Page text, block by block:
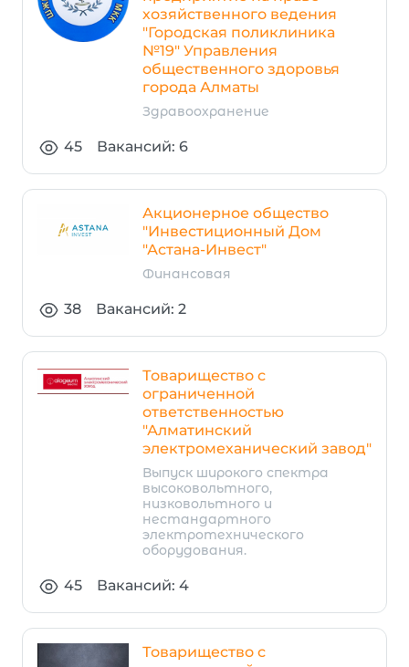
хозяйственного ведения
"Городская поликлиника
№19" Управления
общественного здоровья
города Алматы
Здравоохранение
45 Вакансий: 6
Акционерное общество
"Инвестиционный Дом
"Астана-Инвест"
Финансовая
38 Вакансий: 2
Товарищество с
ограниченной
ответственностью
"Алматинский
электромеханический завод"
Выпуск широкого спектра
высоковольтного,
низковольтного и
нестандартного
электротехнического
оборудования.
45 Вакансий: 4
Товарищество с